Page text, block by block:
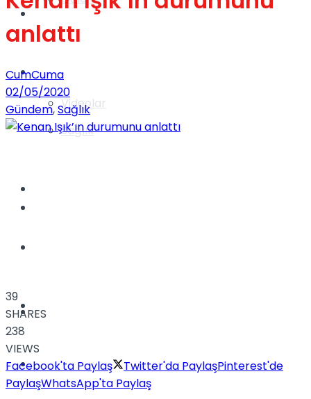
Videolar
Yaşam
Gündem
Yaşam
Sağlık
Türkiye
anlattı
CumCuma
02/05/2020
Gündem,Sağlık
39
SHARES
238
VIEWS
Facebook'ta Paylaş
Twitter'da PaylaşPinterest'de
PaylaşWhatsApp'ta Paylaş